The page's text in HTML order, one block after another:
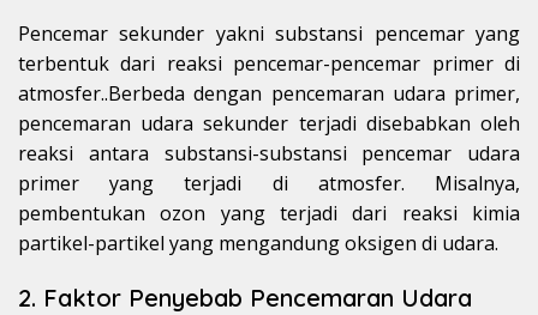
Pencemar sekunder yakni substansi pencemar yang
terbentuk dari reaksi pencemar-pencemar primer di
atmosfer..Berbeda dengan pencemaran udara primer,
pencemaran udara sekunder terjadi disebabkan oleh
reaksi antara substansi-substansi pencemar udara
primer yang terjadi di atmosfer. Misalnya,
pembentukan ozon yang terjadi dari reaksi kimia
partikel-partikel yang mengandung oksigen di udara.
2. Faktor Penyebab Pencemaran Udara